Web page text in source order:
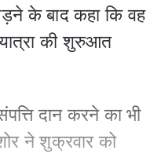
के बाद कहा कि वह
की शुरुआत
दान करने का भी
ने शुक्रवार को